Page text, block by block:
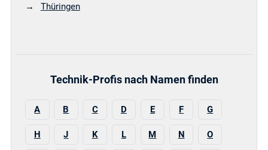
Thüringen
Technik-Profis nach Namen finden
A B C D E F G
H J K L M N O